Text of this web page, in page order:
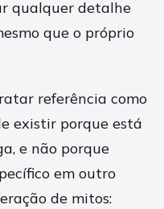
qualquer detalhe
que o próprio
referência como
existir porque está
e não porque
em outro
de mitos: